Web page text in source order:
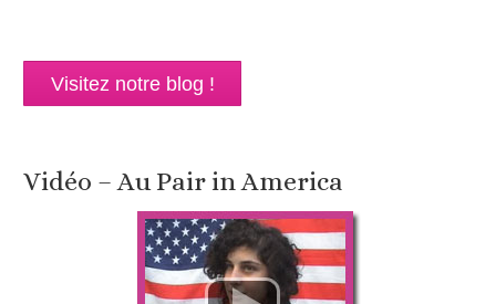
Visitez notre blog !
Vidéo – Au Pair in America